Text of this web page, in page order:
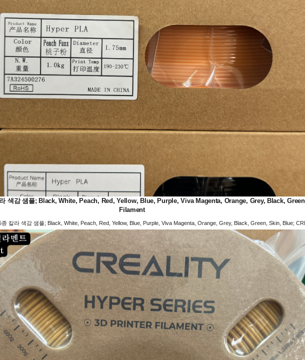
색감 샘플; Black, White, Peach, Red, Yellow, Blue, Purple, Viva Magenta, Orange, Grey, Black,
Filament
칼라 색감 샘플; Black, White, Peach, Red, Yellow, Blue, Purple, Viva Magenta, Orange, Grey, Black, Green, Skin, Blue;